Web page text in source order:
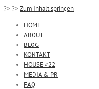
?> ?> Zum Inhalt springen
HOME
ABOUT
BLOG
KONTAKT
HOUSE #22
MEDIA & PR
FAQ